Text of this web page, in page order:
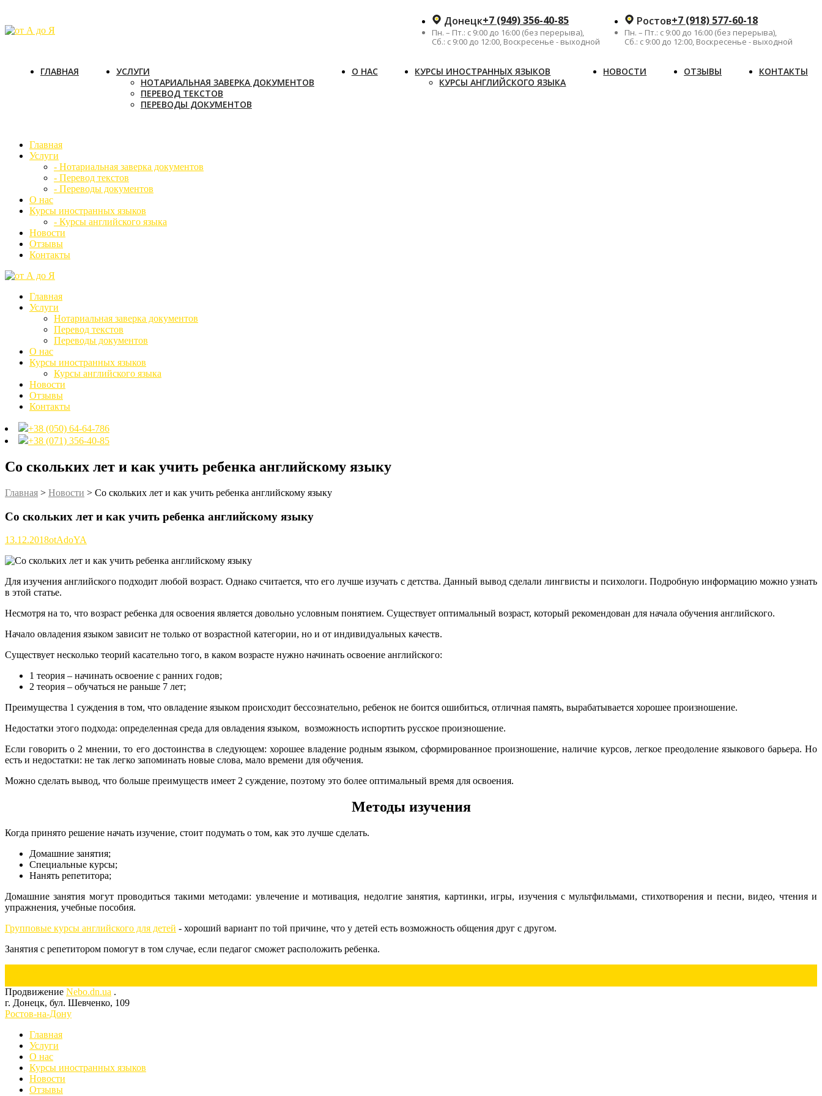
Донецк+7 (949) 356-40-85
Пн. – Пт.: с 9:00 до 16:00 (без перерыва),
Сб.: с 9:00 до 12:00, Воскресенье - выходной
Ростов+7 (918) 577-60-18
Пн. – Пт.: с 9:00 до 16:00 (без перерыва),
Сб.: с 9:00 до 12:00, Воскресенье - выходной
ГЛАВНАЯ
УСЛУГИ
НОТАРИАЛЬНАЯ ЗАВЕРКА ДОКУМЕНТОВ
ПЕРЕВОД ТЕКСТОВ
ПЕРЕВОДЫ ДОКУМЕНТОВ
О НАС
КУРСЫ ИНОСТРАННЫХ ЯЗЫКОВ
КУРСЫ АНГЛИЙСКОГО ЯЗЫКА
НОВОСТИ ОТЗЫВЫ КОНТАКТЫ
Главная
Услуги
- Нотариальная заверка документов
- Перевод текстов
- Переводы документов
О нас
Курсы иностранных языков
- Курсы английского языка
Новости
Отзывы
Контакты
Главная
Услуги
Нотариальная заверка документов
Перевод текстов
Переводы документов
О нас
Курсы иностранных языков
Курсы английского языка
Новости
Отзывы
Контакты
+38 (050) 64-64-786
+38 (071) 356-40-85
Со скольких лет и как учить ребенка английскому языку
Главная > Новости > Со скольких лет и как учить ребенка английскому языку
Со скольких лет и как учить ребенка английскому языку
13.12.2018otAdoYA
Для изучения английского подходит любой возраст. Однако считается, что его лучше изучать с детства. Данный вывод сделали лингвисты и психологи. Подробную информацию можно узнать
в этой статье.
Несмотря на то, что возраст ребенка для освоения является довольно условным понятием. Существует оптимальный возраст, который рекомендован для начала обучения английского.
Начало овладения языком зависит не только от возрастной категории, но и от индивидуальных качеств.
Существует несколько теорий касательно того, в каком возрасте нужно начинать освоение английского:
1 теория – начинать освоение с ранних годов;
2 теория – обучаться не раньше 7 лет;
Преимущества 1 суждения в том, что овладение языком происходит бессознательно, ребенок не боится ошибиться, отличная память, вырабатывается хорошее произношение.
Недостатки этого подхода: определенная среда для овладения языком, возможность испортить русское произношение.
Если говорить о 2 мнении, то его достоинства в следующем: хорошее владение родным языком, сформированное произношение, наличие курсов, легкое преодоление языкового барьера. Но
есть и недостатки: не так легко запоминать новые слова, мало времени для обучения.
Можно сделать вывод, что больше преимуществ имеет 2 суждение, поэтому это более оптимальный время для освоения.
Методы изучения
Когда принято решение начать изучение, стоит подумать о том, как это лучше сделать.
Домашние занятия;
Специальные курсы;
Нанять репетитора;
Домашние занятия могут проводиться такими методами: увлечение и мотивация, недолгие занятия, картинки, игры, изучения с мультфильмами, стихотворения и песни, видео, чтения и
упражнения, учебные пособия.
Групповые курсы английского для детей - хороший вариант по той причине, что у детей есть возможность общения друг с другом.
Занятия с репетитором помогут в том случае, если педагог сможет расположить ребенка.
Продвижение Nebo.dn.ua .
г. Донецк, бул. Шевченко, 109
Ростов-на-Дону
Главная
Услуги
О нас
Курсы иностранных языков
Новости
Отзывы